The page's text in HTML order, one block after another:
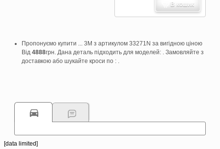
Пропонуємо купити ... 3M з артикулом 33271N за вигідною ціною
Від 4888грн. Дана деталь підходить для моделей: . Замовляйте з
доставкою або шукайте кроси по : .
В кошик
[data limited]